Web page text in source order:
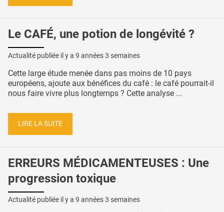
Le CAFÉ, une potion de longévité ?
Actualité publiée il y a 9 années 3 semaines
Cette large étude menée dans pas moins de 10 pays
européens, ajoute aux bénéfices du café : le café pourrait-il
nous faire vivre plus longtemps ? Cette analyse ...
LIRE LA SUITE
ERREURS MÉDICAMENTEUSES : Une
progression toxique
Actualité publiée il y a 9 années 3 semaines